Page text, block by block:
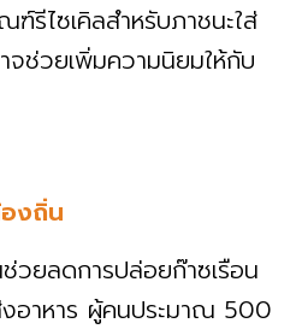
รีไซเคิลสำหรับภาชนะใส่
ช่วยเพิ่มความนิยมให้กับ
งถิ่น
วยลดการปล่อยก๊าซเรือน
งอาหาร ผู้คนประมาณ 500